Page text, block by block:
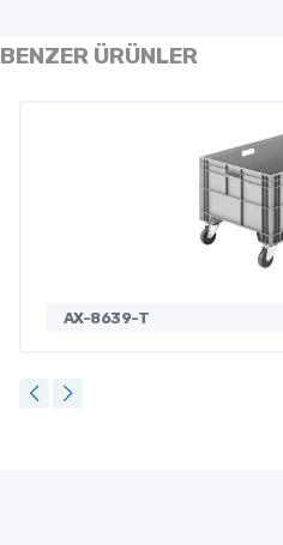
BENZER ÜRÜNLER
AX-8639-T